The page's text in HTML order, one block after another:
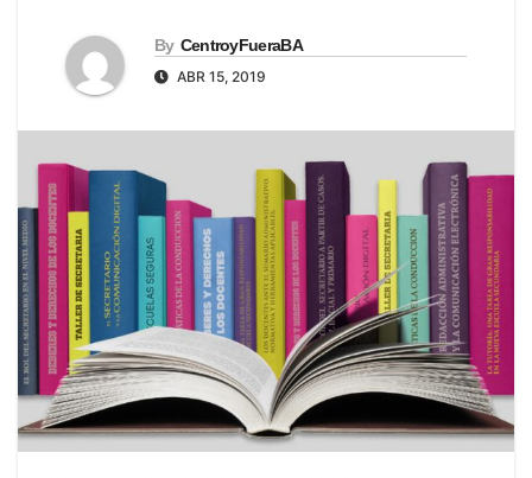
By CentroyFueraBA
ABR 15, 2019